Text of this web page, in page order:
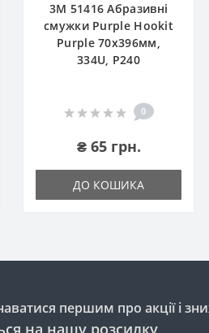
3М 51416 Абразивні
смужки Purple Hookit
Purple 70x396мм,
334U, P240
0
₴ 65 грн.
ДО КОШИКА
першим про акції і